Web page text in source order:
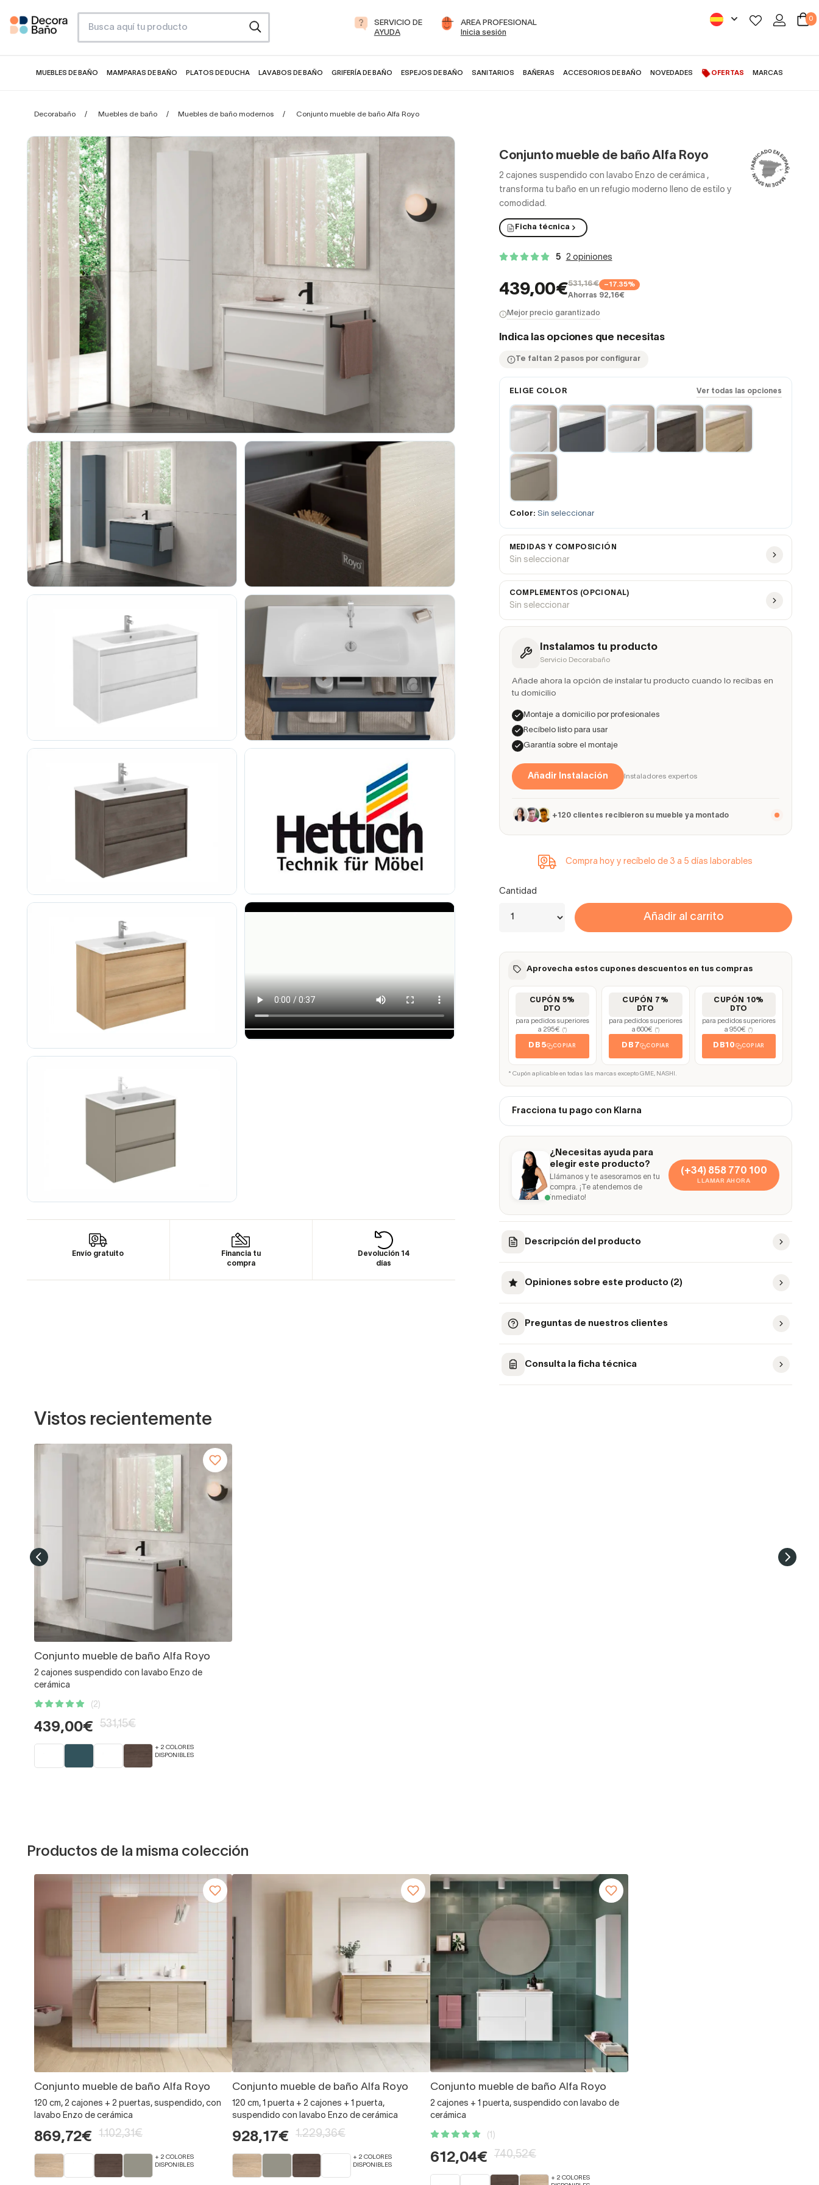
SERVICIO DE
AYUDA
AREA PROFESIONAL
Inicia sesión
0
MUEBLES DE BAÑO MAMPARAS DE BAÑO PLATOS DE DUCHA LAVABOS DE BAÑO GRIFERÍA DE BAÑO ESPEJOS DE BAÑO SANITARIOS BAÑERAS ACCESORIOS DE BAÑO NOVEDADES OFERTAS MARCAS
Decorabaño Muebles de baño Muebles de baño modernos Conjunto mueble de baño Alfa Royo
Envío gratuito
Financia tu
compra
Devolución 14
días
Conjunto mueble de baño Alfa Royo
2 cajones suspendido con lavabo Enzo de cerámica ,
transforma tu baño en un refugio moderno lleno de estilo y
comodidad.
Ficha técnica
5 2 opiniones
439,00€531,16€ −17.35%
Ahorras 92,16€
Mejor precio garantizado
Indica las opciones que necesitas
Te faltan 2 pasos por configurar
ELIGE COLOR Ver todas las opciones
Color: Sin seleccionar
MEDIDAS Y COMPOSICIÓN
Sin seleccionar
COMPLEMENTOS (OPCIONAL)
Sin seleccionar
Instalamos tu producto
Servicio Decorabaño
Añade ahora la opción de instalar tu producto cuando lo recibas en
tu domicilio
Montaje a domicilio por profesionales
Recíbelo listo para usar
Garantía sobre el montaje
Añadir Instalación Instaladores expertos
+120 clientes recibieron su mueble ya montado
Compra hoy y recíbelo de 3 a 5 días laborables
Cantidad
Añadir al carrito
Aprovecha estos cupones descuentos en tus compras
CUPÓN 5%
DTO
para pedidos superiores
a 295€
(*)
DB5 COPIAR
CUPÓN 7%
DTO
para pedidos superiores
a 600€
(*)
DB7 COPIAR
CUPÓN 10%
DTO
para pedidos superiores
a 950€
(*)
DB10 COPIAR
* Cupón aplicable en todas las marcas excepto GME, NASHI.
Fracciona tu pago con Klarna
¿Necesitas ayuda para
elegir este producto?
Llámanos y te asesoramos en tu
compra. ¡Te atendemos de
inmediato!
(+34) 858 770 100
LLAMAR AHORA
Descripción del producto
Opiniones sobre este producto (2)
Preguntas de nuestros clientes
Consulta la ficha técnica
Vistos recientemente
Conjunto mueble de baño Alfa Royo
2 cajones suspendido con lavabo Enzo de
cerámica
(2)
439,00€ 531,15€
+ 2 COLORES
DISPONIBLES
Productos de la misma colección
Conjunto mueble de baño Alfa Royo
120 cm, 2 cajones + 2 puertas, suspendido, con
lavabo Enzo de cerámica
869,72€ 1.102,31€
+ 2 COLORES
DISPONIBLES
Conjunto mueble de baño Alfa Royo
120 cm, 1 puerta + 2 cajones + 1 puerta,
suspendido con lavabo Enzo de cerámica
928,17€ 1.229,36€
+ 2 COLORES
DISPONIBLES
Conjunto mueble de baño Alfa Royo
2 cajones + 1 puerta, suspendido con lavabo de
cerámica
(1)
612,04€ 740,52€
+ 2 COLORES